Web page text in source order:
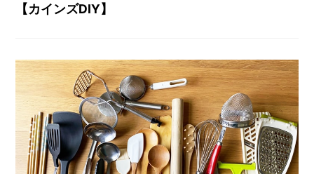
【カインズDIY】